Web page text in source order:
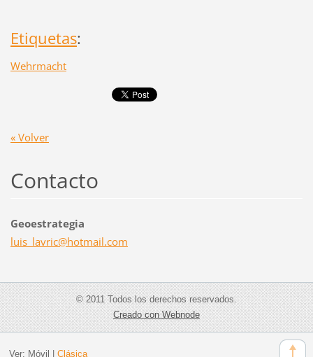
Etiquetas:
Wehrmacht
« Volver
Contacto
Geoestrategia
luis_lavric@hotmail.com
© 2011 Todos los derechos reservados.
Creado con Webnode
Ver: Móvil Clásica